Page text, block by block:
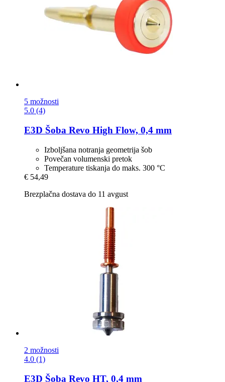
5 možnosti
5.0 (4)
E3D Šoba Revo High Flow, 0,4 mm
Izboljšana notranja geometrija šob
Povečan volumenski pretok
Temperature tiskanja do maks. 300 °C
€ 54,49
Brezplačna dostava do 11 avgust
2 možnosti
4.0 (1)
E3D Šoba Revo HT, 0,4 mm